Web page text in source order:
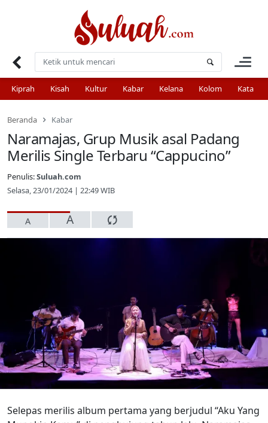
Kiprah Kisah Kultur Kabar Kelana Kolom Kata
Beranda Kabar
Naramajas, Grup Musik asal Padang
Merilis Single Terbaru “Cappucino”
Penulis:Suluah.com
Selasa, 23/01/2024 | 22:49 WIB
A A
Selepas merilis album pertama yang berjudul “Aku Yang